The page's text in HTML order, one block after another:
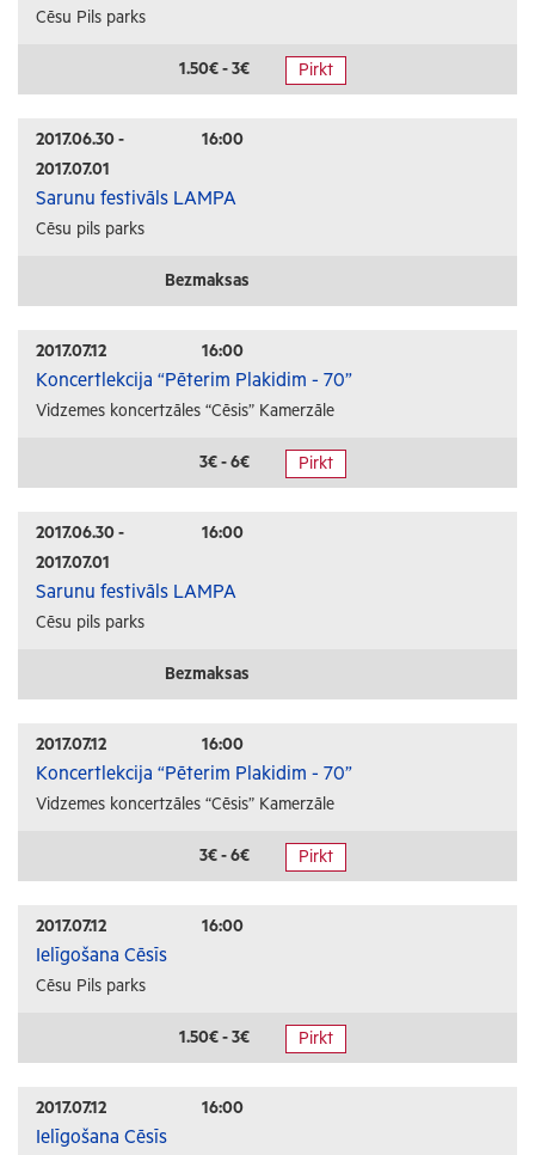
Konferences
Kursi un semināri
Radošās darbnīcas
Lekcijas
Interešu pasākumi
Ģimenēm ar bērniem
Cēsu Pils parks
1.50€ - 3€ Pirkt
2017.06.30 -
2017.07.01
16:00
Sarunu festivāls LAMPA
Cēsu pils parks
Bezmaksas
2017.07.12 16:00
Koncertlekcija “Pēterim Plakidim - 70”
Vidzemes koncertzāles “Cēsis” Kamerzāle
3€ - 6€ Pirkt
2017.06.30 -
2017.07.01
16:00
Sarunu festivāls LAMPA
Cēsu pils parks
Bezmaksas
2017.07.12 16:00
Koncertlekcija “Pēterim Plakidim - 70”
Vidzemes koncertzāles “Cēsis” Kamerzāle
3€ - 6€ Pirkt
2017.07.12 16:00
Ielīgošana Cēsīs
Cēsu Pils parks
1.50€ - 3€ Pirkt
2017.07.12 16:00
Ielīgošana Cēsīs